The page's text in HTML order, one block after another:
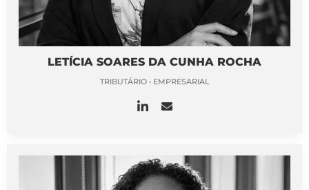
LETÍCIA SOARES DA CUNHA ROCHA
TRIBUTÁRIO • EMPRESARIAL